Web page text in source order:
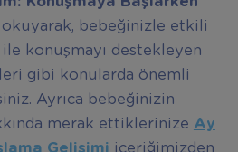
okuyarak, bebeğinizle etkili
konuşmayı destekleyen
gibi konularda önemli
Ayrıca bebeğinizin
merak ettiklerinize Ay
lama Gelişimi içeriğimizden